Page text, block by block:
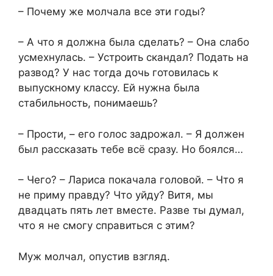
– Почему же молчала все эти годы?
– А что я должна была сделать? – Она слабо
усмехнулась. – Устроить скандал? Подать на
развод? У нас тогда дочь готовилась к
выпускному классу. Ей нужна была
стабильность, понимаешь?
– Прости, – его голос задрожал. – Я должен
был рассказать тебе всё сразу. Но боялся…
– Чего? – Лариса покачала головой. – Что я
не приму правду? Что уйду? Витя, мы
двадцать пять лет вместе. Разве ты думал,
что я не смогу справиться с этим?
Муж молчал, опустив взгляд.